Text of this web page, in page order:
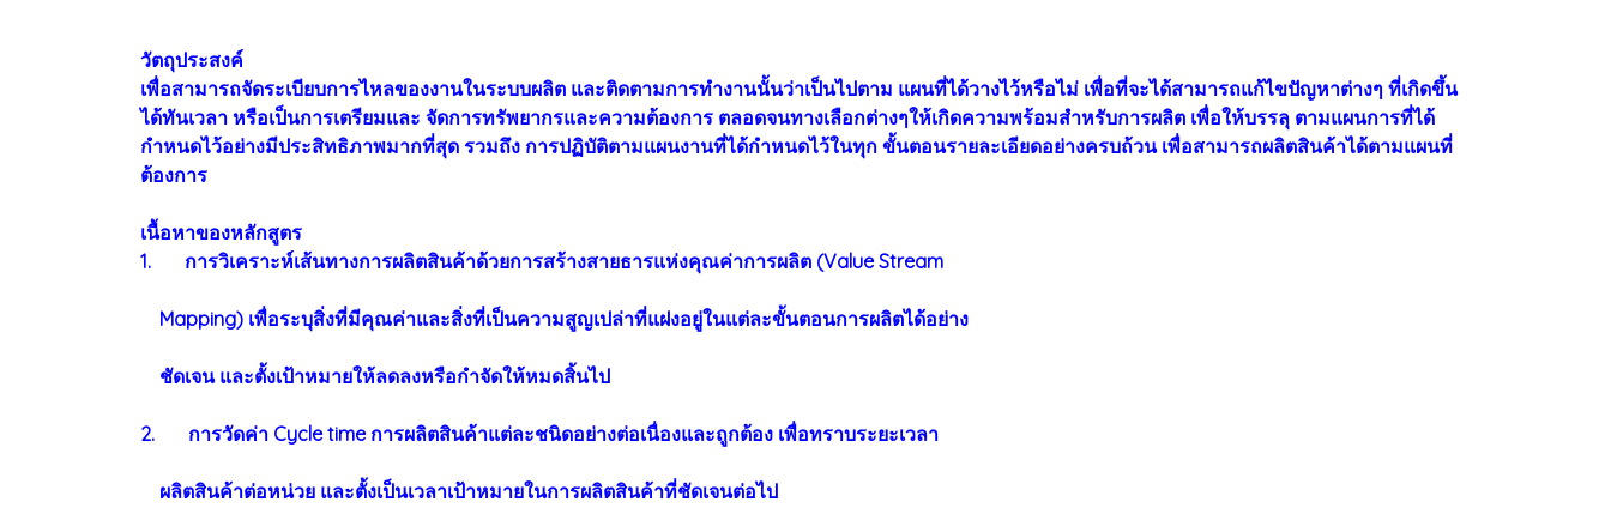
วัตถุประสงค์
เพื่อสามารถจัดระเบียบการไหลของงานในระบบผลิต และติดตามการทำงานนั้นว่าเป็นไปตาม แผนที่ได้วางไว้หรือไม่ เพื่อที่จะได้สามารถแก้ไขปัญหาต่างๆ ที่เกิดขึ้น
ได้ทันเวลา หรือเป็นการเตรียมและ จัดการทรัพยากรและความต้องการ ตลอดจนทางเลือกต่างๆให้เกิดความพร้อมสำหรับการผลิต เพื่อให้บรรลุ ตามแผนการที่ได้
กำหนดไว้อย่างมีประสิทธิภาพมากที่สุด รวมถึง การปฏิบัติตามแผนงานที่ได้กำหนดไว้ในทุก ขั้นตอนรายละเอียดอย่างครบถ้วน เพื่อสามารถผลิตสินค้าได้ตามแผนที่
ต้องการ
เนื้อหาของหลักสูตร
1. การวิเคราะห์เส้นทางการผลิตสินค้าด้วยการสร้างสายธารแห่งคุณค่าการผลิต (Value Stream
Mapping) เพื่อระบุสิ่งที่มีคุณค่าและสิ่งที่เป็นความสูญเปล่าที่แฝงอยู่ในแต่ละขั้นตอนการผลิตได้อย่าง
ชัดเจน และตั้งเป้าหมายให้ลดลงหรือกำจัดให้หมดสิ้นไป
2. การวัดค่า Cycle time การผลิตสินค้าแต่ละชนิดอย่างต่อเนื่องและถูกต้อง เพื่อทราบระยะเวลา
ผลิตสินค้าต่อหน่วย และตั้งเป็นเวลาเป้าหมายในการผลิตสินค้าที่ชัดเจนต่อไป